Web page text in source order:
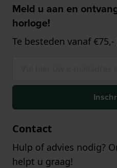
Meld u aan en
horloge!
Te besteden vanaf
Contact
Hulp of advies nodig?
helpt u graag!